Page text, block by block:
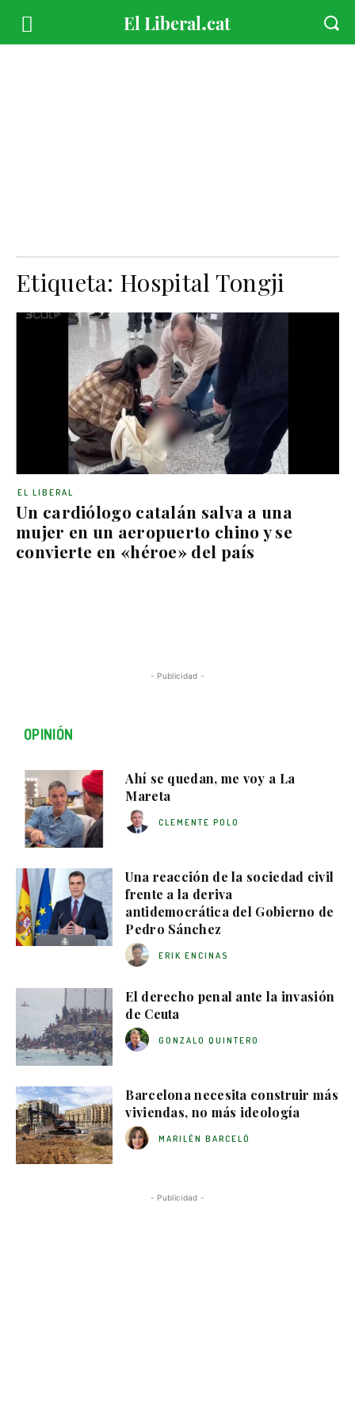
Etiqueta: Hospital Tongji
Un cardiólogo catalán salva a una
mujer en un aeropuerto chino y se
convierte en «héroe» del país
EL LIBERAL
- Publicidad -
OPINIÓN
Ahí se quedan, me voy a La
Mareta
CLEMENTE POLO
Una reacción de la sociedad civil
frente a la deriva
antidemocrática del Gobierno de
Pedro Sánchez
ERIK ENCINAS
El derecho penal ante la invasión
de Ceuta
GONZALO QUINTERO
Barcelona necesita construir más
viviendas, no más ideología
MARILÉN BARCELÓ
- Publicidad -